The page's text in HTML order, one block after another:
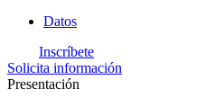
Datos
Inscríbete
Solicita información
Presentación